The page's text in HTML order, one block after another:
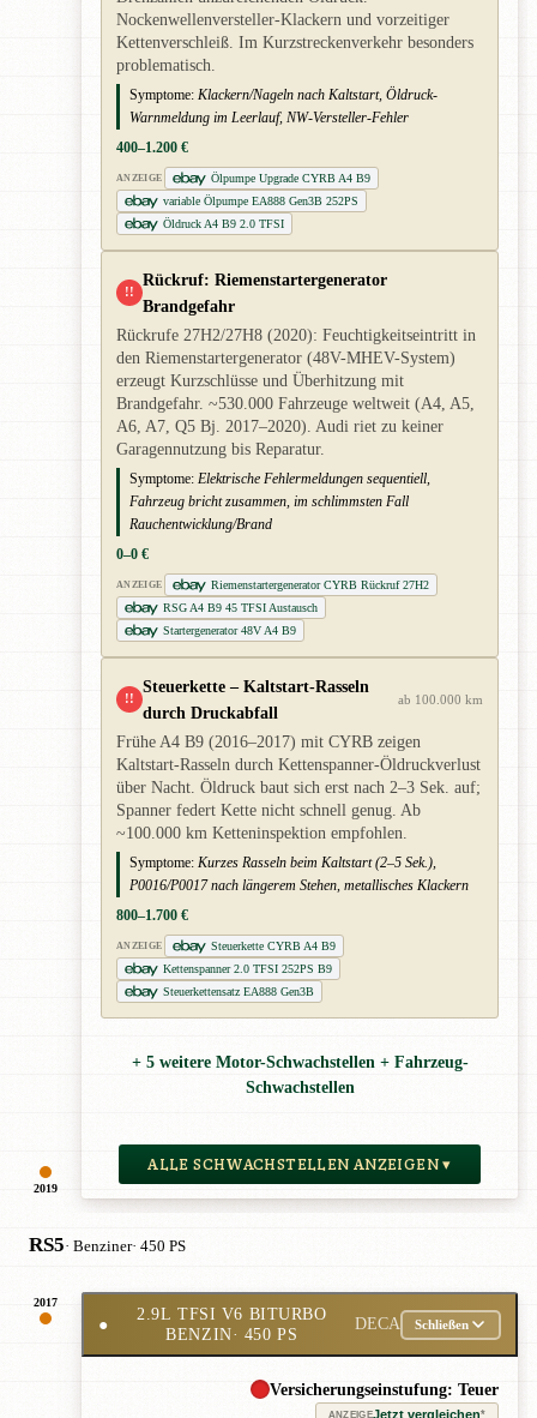
2019
Nockenwellenversteller-Klackern und vorzeitiger
Kettenverschleiß. Im Kurzstreckenverkehr besonders
problematisch.
Symptome: Klackern/Nageln nach Kaltstart, Öldruck-
Warnmeldung im Leerlauf, NW-Versteller-Fehler
400–1.200 €
ANZEIGE
Ölpumpe Upgrade CYRB A4 B9
variable Ölpumpe EA888 Gen3B 252PS
Öldruck A4 B9 2.0 TFSI
!!
Rückruf: Riemenstartergenerator
Brandgefahr
Rückrufe 27H2/27H8 (2020): Feuchtigkeitseintritt in
den Riemenstartergenerator (48V-MHEV-System)
erzeugt Kurzschlüsse und Überhitzung mit
Brandgefahr. ~530.000 Fahrzeuge weltweit (A4, A5,
A6, A7, Q5 Bj. 2017–2020). Audi riet zu keiner
Garagennutzung bis Reparatur.
Symptome: Elektrische Fehlermeldungen sequentiell,
Fahrzeug bricht zusammen, im schlimmsten Fall
Rauchentwicklung/Brand
0–0 €
ANZEIGE
Riemenstartergenerator CYRB Rückruf 27H2
RSG A4 B9 45 TFSI Austausch
Startergenerator 48V A4 B9
!!
Steuerkette – Kaltstart-Rasseln
durch Druckabfall
ab 100.000 km
Frühe A4 B9 (2016–2017) mit CYRB zeigen
Kaltstart-Rasseln durch Kettenspanner-Öldruckverlust
über Nacht. Öldruck baut sich erst nach 2–3 Sek. auf;
Spanner federt Kette nicht schnell genug. Ab
~100.000 km Ketteninspektion empfohlen.
Symptome: Kurzes Rasseln beim Kaltstart (2–5 Sek.),
P0016/P0017 nach längerem Stehen, metallisches Klackern
800–1.700 €
ANZEIGE
Steuerkette CYRB A4 B9
Kettenspanner 2.0 TFSI 252PS B9
Steuerkettensatz EA888 Gen3B
+ 5 weitere Motor-Schwachstellen + Fahrzeug-
Schwachstellen
ALLE SCHWACHSTELLEN ANZEIGEN ▾
RS5· Benziner· 450 PS
2017
●
2.9L TFSI V6 BITURBO
BENZIN· 450 PS
DECA Schließen
Versicherungseinstufung: Teuer
ANZEIGEJetzt vergleichen*